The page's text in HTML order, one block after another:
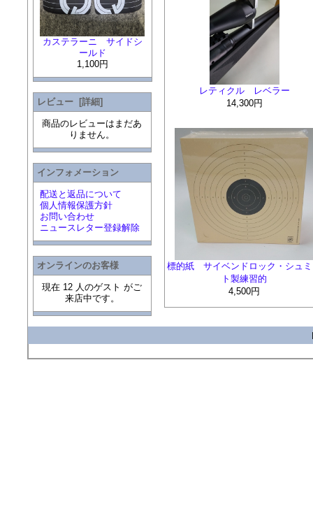
カステラーニ サイドシ
ールド
1,100円
レビュー [詳細]
商品のレビューはまだあ
りません。
インフォメーション
配送と返品について
個人情報保護方針
お問い合わせ
ニュースレター登録解除
オンラインのお客様
現在 12 人のゲスト がご
来店中です。
レティクル レベラー
14,300円
標的紙 サイベンドロック・シュ
ト製練習的
4,500円